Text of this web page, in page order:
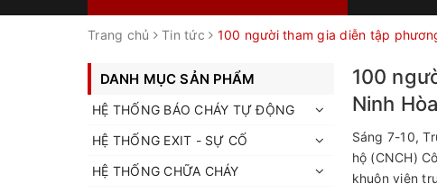
Trang chủ Tin tức 100 người tham gia diễn tập
100
Ninh Hòa
Sáng 7-10,
hộ (CNCH)
khuôn viên
DANH MỤC SẢN PHẨM
HỆ THỐNG BÁO CHÁY TỰ ĐỘNG
HỆ THỐNG EXIT - SỰ CỐ
HỆ THỐNG CHỮA CHÁY